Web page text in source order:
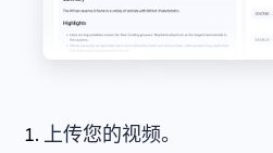
上传您的视频。